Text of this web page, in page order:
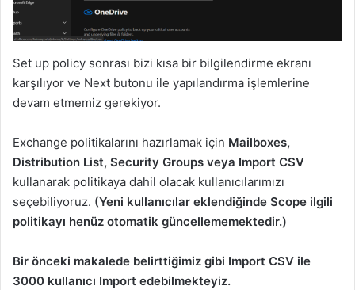
Set up policy sonrası bizi kısa bir bilgilendirme ekranı
karşılıyor ve Next butonu ile yapılandırma işlemlerine
devam etmemiz gerekiyor.
Exchange politikalarını hazırlamak için Mailboxes,
Distribution List, Security Groups veya Import CSV
kullanarak politikaya dahil olacak kullanıcılarımızı
seçebiliyoruz. (Yeni kullanıcılar eklendiğinde Scope ilgili
politikayı henüz otomatik güncellememektedir.)
Bir önceki makalede belirttiğimiz gibi Import CSV ile
3000 kullanıcı Import edebilmekteyiz.